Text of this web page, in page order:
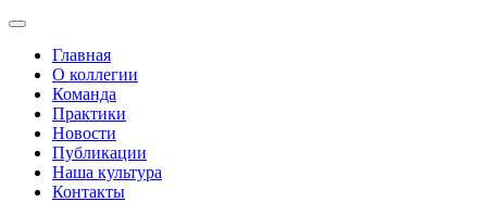
Главная
О коллегии
Команда
Практики
Новости
Публикации
Наша культура
Контакты